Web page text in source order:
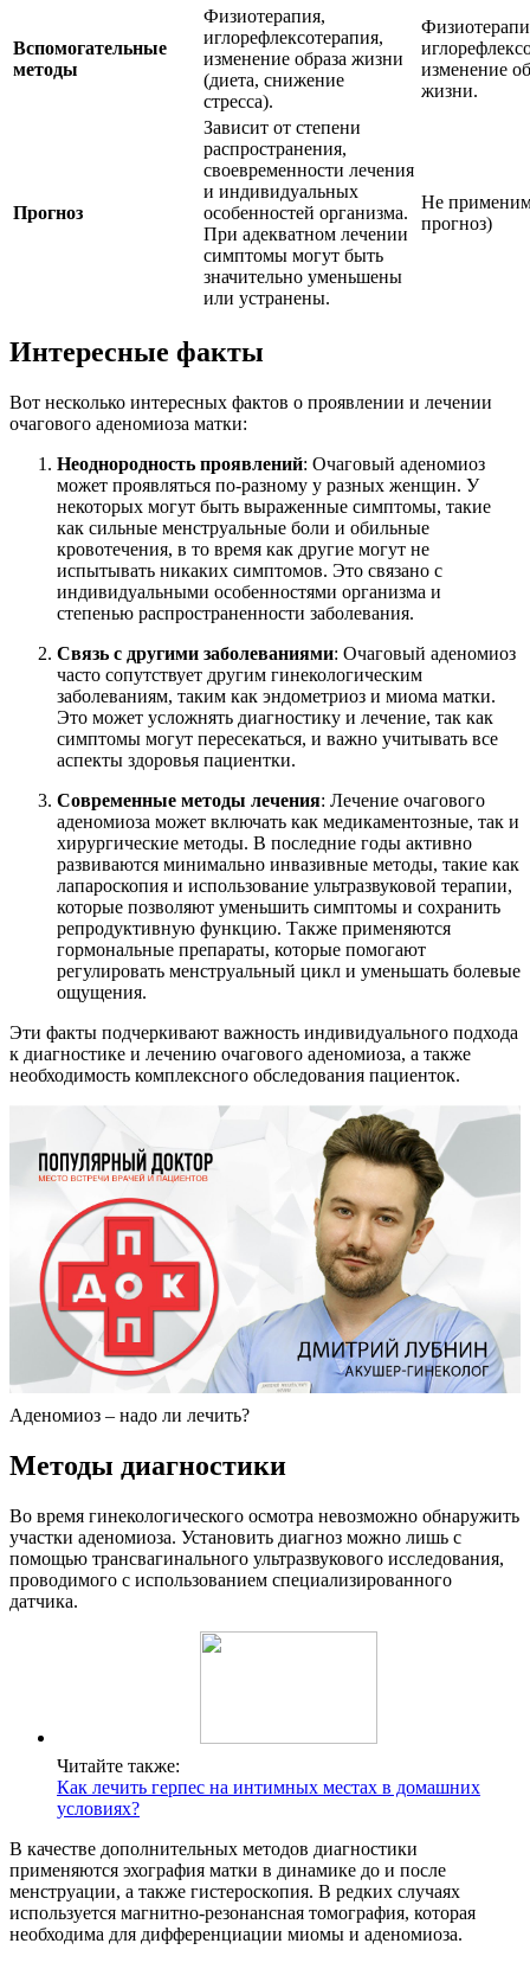
Вспомогательные
методы
Физиотерапия,
иглорефлексотерапия,
изменение образа жизни
(диета, снижение
стресса).
изменение
жизни.
Прогноз
Зависит от степени
распространения,
своевременности лечения
и индивидуальных
особенностей организма.
При адекватном лечении
симптомы могут быть
значительно уменьшены
или устранены.
Не
прогноз)
Интересные факты
Вот несколько интересных фактов о проявлении и лечении
очагового аденомиоза матки:
Неоднородность проявлений: Очаговый аденомиоз
может проявляться по-разному у разных женщин. У
некоторых могут быть выраженные симптомы, такие
как сильные менструальные боли и обильные
кровотечения, в то время как другие могут не
испытывать никаких симптомов. Это связано с
индивидуальными особенностями организма и
степенью распространенности заболевания.
Связь с другими заболеваниями: Очаговый аденомиоз
часто сопутствует другим гинекологическим
заболеваниям, таким как эндометриоз и миома матки.
Это может усложнять диагностику и лечение, так как
симптомы могут пересекаться, и важно учитывать все
аспекты здоровья пациентки.
Современные методы лечения: Лечение очагового
аденомиоза может включать как медикаментозные, так и
хирургические методы. В последние годы активно
развиваются минимально инвазивные методы, такие как
лапароскопия и использование ультразвуковой терапии,
которые позволяют уменьшить симптомы и сохранить
репродуктивную функцию. Также применяются
гормональные препараты, которые помогают
регулировать менструальный цикл и уменьшать болевые
ощущения.
Эти факты подчеркивают важность индивидуального подхода
к диагностике и лечению очагового аденомиоза, а также
необходимость комплексного обследования пациенток.
Аденомиоз – надо ли лечить?
Методы диагностики
Во время гинекологического осмотра невозможно обнаружить
участки аденомиоза. Установить диагноз можно лишь с
помощью трансвагинального ультразвукового исследования,
проводимого с использованием специализированного
датчика.
Читайте также:
Как лечить герпес на интимных местах в домашних
условиях?
В качестве дополнительных методов диагностики
применяются эхография матки в динамике до и после
менструации, а также гистероскопия. В редких случаях
используется магнитно-резонансная томография, которая
необходима для дифференциации миомы и аденомиоза.